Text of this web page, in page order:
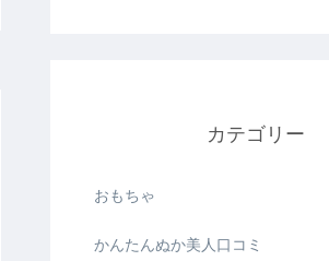
カテゴリー
おもちゃ
かんたんぬか美人口コミ